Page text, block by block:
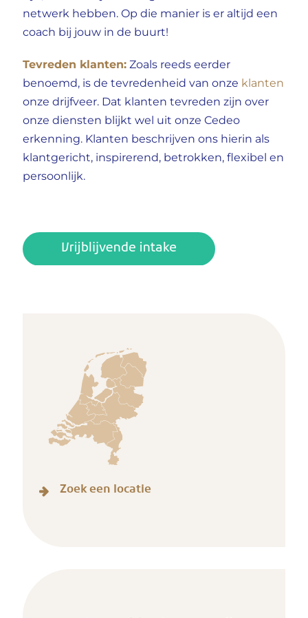
netwerk hebben.Op die manier is er altijd een
coach bij jouw in de buurt!
Tevreden klanten:Zoals reeds eerder
benoemd, is de tevredenheid van onze klanten
onze drijfveer. Dat klanten tevreden zijn over
onze diensten blijkt wel uit onze Cedeo
erkenning. Klanten beschrijven ons hierin als
klantgericht, inspirerend, betrokken, flexibel en
persoonlijk.
Zoek een locatie